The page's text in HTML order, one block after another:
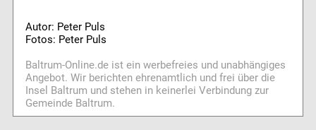
Autor: Peter Puls
Fotos: Peter Puls
Baltrum-Online.de ist ein werbefreies und unabhängiges
Angebot. Wir berichten ehrenamtlich und frei über die
Insel Baltrum und stehen in keinerlei Verbindung zur
Gemeinde Baltrum.